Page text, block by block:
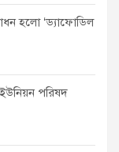
হলো ‘ড্যাফোডিল
পরিষদ